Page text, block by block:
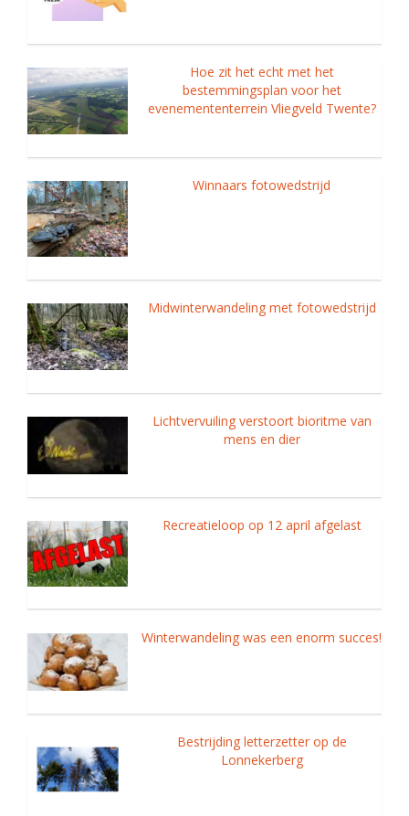
Hoe zit het echt met het
bestemmingsplan voor het
evenemententerrein Vliegveld Twente?
Winnaars fotowedstrijd
Midwinterwandeling met fotowedstrijd
Lichtvervuiling verstoort bioritme van
mens en dier
Recreatieloop op 12 april afgelast
Winterwandeling was een enorm succes!
Bestrijding letterzetter op de
Lonnekerberg